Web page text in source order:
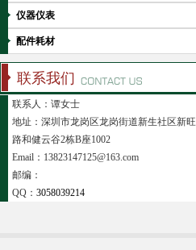
仪器仪表
配件耗材
联系我们
联系人：谭女士
地址：深圳市龙岗区龙岗街道新生社区新旺
路和健云谷2栋B座1002
Email：13823147125@163.com
邮编：
QQ： 3058039214